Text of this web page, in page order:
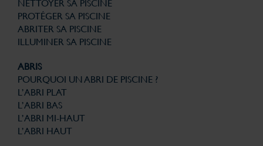
NETTOYER SA PISCINE
PROTÉGER SA PISCINE
ABRITER SA PISCINE
ILLUMINER SA PISCINE
ABRIS
POURQUOI UN ABRI DE PISCINE ?
L’ABRI PLAT
L’ABRI BAS
L’ABRI MI-HAUT
L’ABRI HAUT